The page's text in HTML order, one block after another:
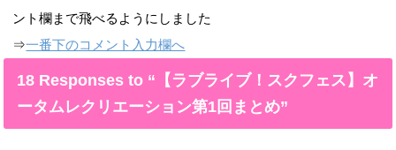
ント欄まで飛べるようにしました
⇒一番下のコメント入力欄へ
18 Responses to “【ラブライブ！スクフェス】オ
ータムレクリエーション第1回まとめ”